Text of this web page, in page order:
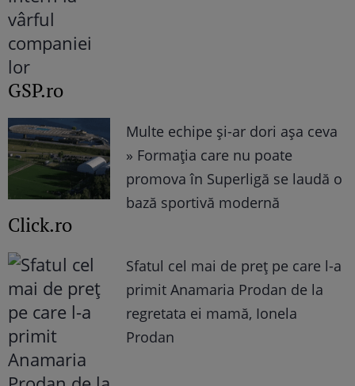
GSP.ro
Multe echipe și-ar dori așa ceva
» Formația care nu poate
promova în Superligă se laudă o
bază sportivă modernă
Click.ro
Sfatul cel mai de preț pe care l-a
primit Anamaria Prodan de la
regretata ei mamă, Ionela
Prodan